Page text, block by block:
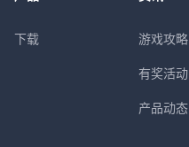
下载 游戏攻略
有奖活动
产品动态